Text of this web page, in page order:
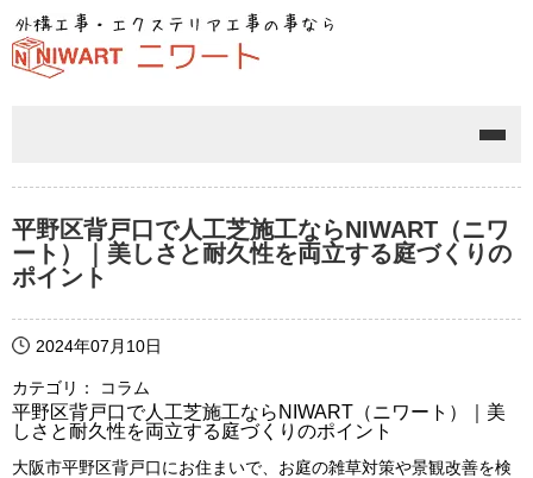
メニ
平野区背戸口で人工芝施工ならNIWART（ニワ
ート）｜美しさと耐久性を両立する庭づくりの
ポイント
2024年07月10日
カテゴリ： コラム
平野区背戸口で人工芝施工ならNIWART（ニワート）｜美
しさと耐久性を両立する庭づくりのポイント
大阪市平野区背戸口にお住まいで、お庭の雑草対策や景観改善を検